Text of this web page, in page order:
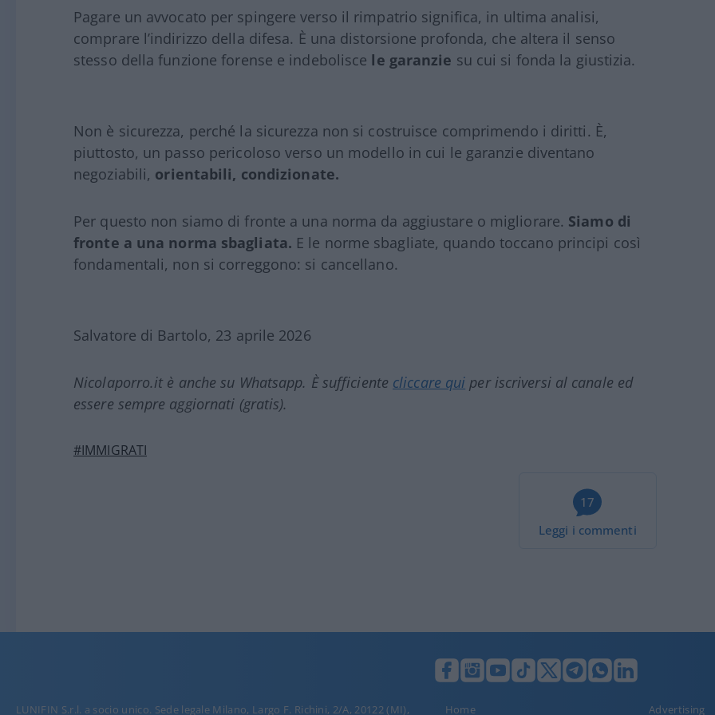
Pagare un avvocato per spingere verso il rimpatrio significa, in ultima analisi,
comprare l’indirizzo della difesa. È una distorsione profonda, che altera il senso
stesso della funzione forense e indebolisce le garanzie su cui si fonda la giustizia.
Non è sicurezza, perché la sicurezza non si costruisce comprimendo i diritti. È,
piuttosto, un passo pericoloso verso un modello in cui le garanzie diventano
negoziabili, orientabili, condizionate.
Per questo non siamo di fronte a una norma da aggiustare o migliorare. Siamo di
fronte a una norma sbagliata. E le norme sbagliate, quando toccano principi così
fondamentali, non si correggono: si cancellano.
Salvatore di Bartolo, 23 aprile 2026
Nicolaporro.it è anche su Whatsapp. È sufficiente cliccare qui per iscriversi al canale ed
essere sempre aggiornati (gratis).
#IMMIGRATI
17
Leggi i commenti
LUNIFIN S.r.l. a socio unico. Sede legale Milano, Largo F. Richini, 2/A, 20122 (MI), Home Advertising